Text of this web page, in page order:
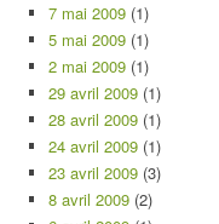
7 mai 2009 (1)
5 mai 2009 (1)
2 mai 2009 (1)
29 avril 2009 (1)
28 avril 2009 (1)
24 avril 2009 (1)
23 avril 2009 (3)
8 avril 2009 (2)